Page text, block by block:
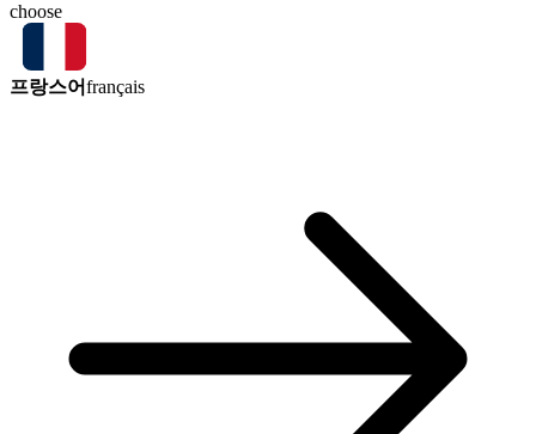
choose
프랑스어français